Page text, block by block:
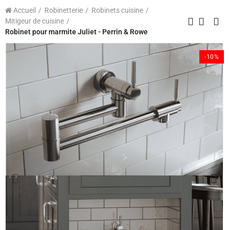
Accueil Robinetterie
Robinets cuisine
Mitigeur de cuisine
Robinet pour marmite Juliet - Perrin & Rowe
-10%